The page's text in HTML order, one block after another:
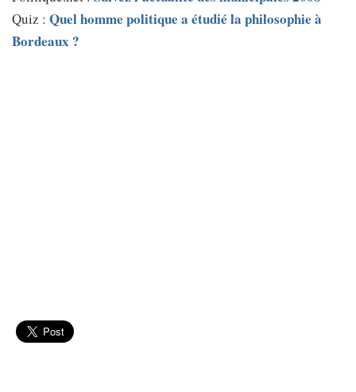
Quiz : Quel homme politique a étudié la philosophie à
Bordeaux ?